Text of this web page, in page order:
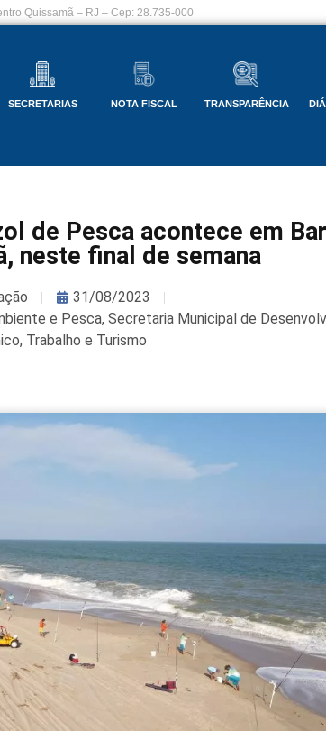
Quissamã – RJ – Cep: 28.735-000
SECRETARIAS NOTA FISCAL TRANSPARÊNCIA
de Pesca acontece em
neste final de semana
31/08/2023
e Pesca, Secretaria Municipal de
Trabalho e Turismo